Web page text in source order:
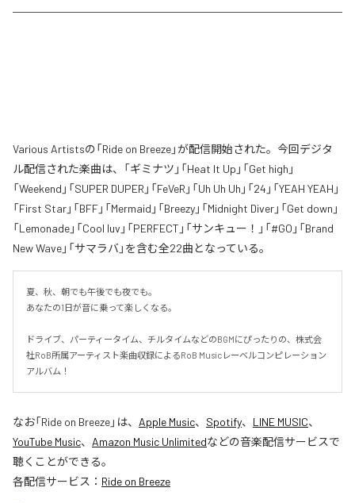
Various Artistsの「Ride on Breeze」が配信開始された。今回デジタ
ル配信された楽曲は、「ギミナツ」「Heat It Up」「Get high」
「Weekend」「SUPER DUPER」「FeVeR」「Uh Uh Uh」「24」「YEAH YEAH」
「First Star」「BFF」「Mermaid」「Breezy」「Midnight Diver」「Get down」
「Lemonade」「Cool luv」「PERFECT」「サンキュー！」「#GO」「Brand
New Wave」「サマラバ」を含む全22曲となっている。
夏、秋、朝でも午後でも夜でも。
あなたの1日が音に乗って楽しくなる。
ドライブ、パーティータイム、チルタイムなどのBGMにぴったりの、株式会
社RoB所属アーティスト楽曲収録によるRoB Musicレーベルコンピレーション
アルバム！
なお「Ride on Breeze」は、 Apple Music、 Spotify、 LINE MUSIC、
YouTube Music、 Amazon Music Unlimitedなどの音楽配信サービスで
聴くことができる。
各配信サービス： Ride on Breeze